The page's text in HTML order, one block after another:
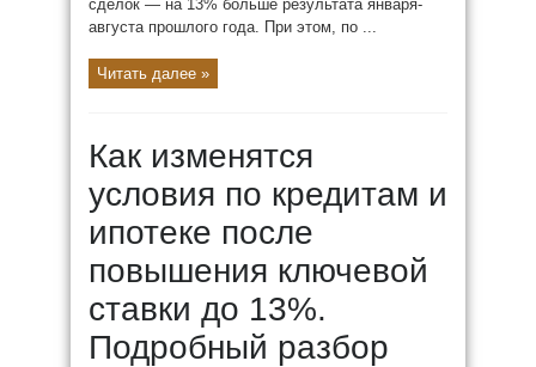
сделок — на 13% больше результата января-
августа прошлого года. При этом, по ...
Читать далее »
Как изменятся
условия по кредитам и
ипотеке после
повышения ключевой
ставки до 13%.
Подробный разбор